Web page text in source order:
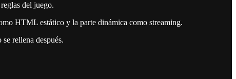
del juego.
HTML estático y la parte dinámica como streaming.
rellena después.